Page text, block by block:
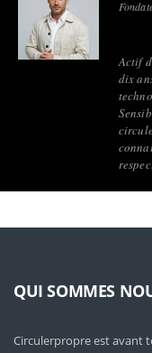
Actif
dix
QUI SOMMES
Circulerpropre est avant